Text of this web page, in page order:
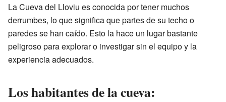
La Cueva del Lloviu es conocida por tener muchos
derrumbes, lo que significa que partes de su techo o
paredes se han caído. Esto la hace un lugar bastante
peligroso para explorar o investigar sin el equipo y la
experiencia adecuados.
Los habitantes de la cueva: